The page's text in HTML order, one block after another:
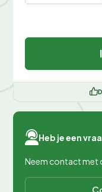
Heb je een
Neem contact met